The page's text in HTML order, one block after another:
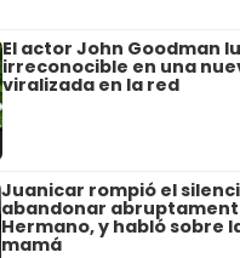
El actor John Goodman
irreconocible en una
viralizada en la red
Juanicar rompió el
abandonar
Hermano, y habló sobre
mamá